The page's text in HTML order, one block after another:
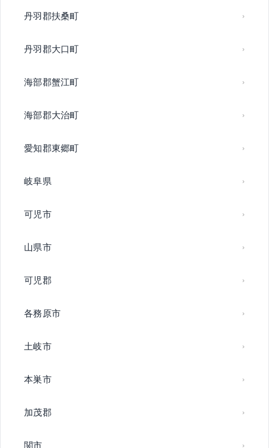
丹羽郡扶桑町
丹羽郡大口町
海部郡蟹江町
海部郡大治町
愛知郡東郷町
岐阜県
可児市
山県市
可児郡
各務原市
土岐市
本巣市
加茂郡
関市